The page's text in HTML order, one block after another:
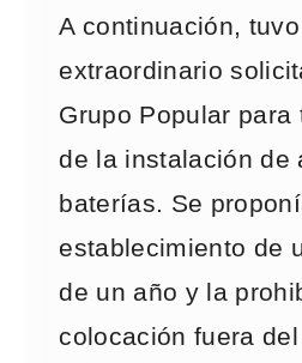
A continuación,
extraordinario
Grupo Popular para
de la instalación de
baterías. Se
establecimiento de
de un año y la
colocación fuera